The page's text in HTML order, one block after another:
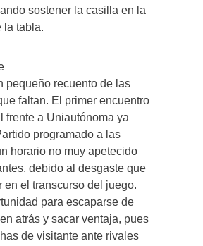
sostener la casilla en la
la tabla.
pequeño recuento de las
faltan. El primer encuentro
frente a Uniautónoma ya
programado a las
horario no muy apetecido
debido al desgaste que
en el transcurso del juego.
para escaparse de
atrás y sacar ventaja, pues
de visitante ante rivales